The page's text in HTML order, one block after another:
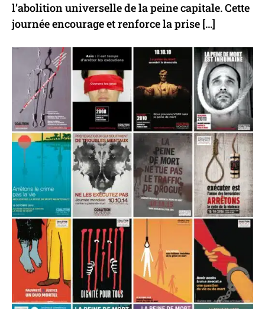
l’abolition universelle de la peine capitale. Cette
journée encourage et renforce la prise […]